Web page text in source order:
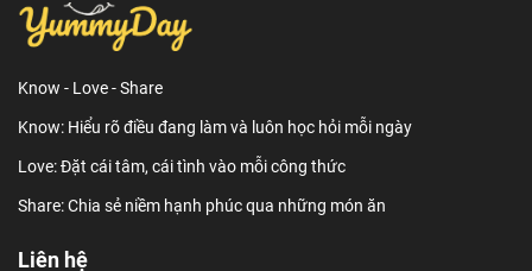
Know - Love - Share
Know: Hiểu rõ điều đang làm và luôn học hỏi mỗi ngày
Love: Đặt cái tâm, cái tình vào mỗi công thức
Share: Chia sẻ niềm hạnh phúc qua những món ăn
Liên hệ